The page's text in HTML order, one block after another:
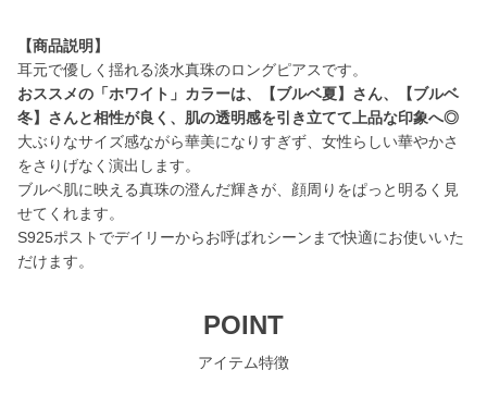
【商品説明】
おススメの「ホワイト」カラーは、【ブルベ夏】さん、【ブルベ
冬】さんと相性が良く、肌の透明感を引き立てて上品な印象へ◎
大ぶりなサイズ感ながら華美になりすぎず、女性らしい華やかさ
をさりげなく演出します。
ブルベ肌に映える真珠の澄んだ輝きが、顔周りをぱっと明るく見
せてくれます。
S925ポストでデイリーからお呼ばれシーンまで快適にお使いいた
だけます。
POINT
アイテム特徴